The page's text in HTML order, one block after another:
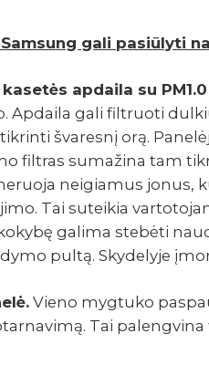
gali pasiū­lyti
apdaila su
Apdaila gali filt­ruoti
švaresnį orą.
filt­ras suma­žina tam
neigia­mus jonus,
Tai sutei­kia
galima stebėti
pultą. Skyde­lyje
Vieno mygtuko
Tai